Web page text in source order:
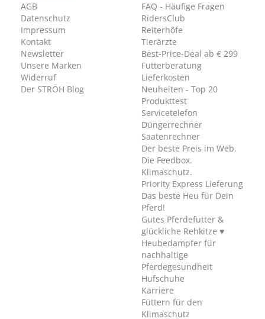
AGB
Datenschutz
Impressum
Kontakt
Newsletter
Unsere Marken
Widerruf
Der STRÖH Blog
FAQ - Häufige Fragen
RidersClub
Reiterhöfe
Tierärzte
Best-Price-Deal ab € 299
Futterberatung
Lieferkosten
Neuheiten - Top 20
Produkttest
Servicetelefon
Düngerrechner
Saatenrechner
Der beste Preis im Web.
Die Feedbox.
Klimaschutz.
Priority Express Lieferung
Das beste Heu für Dein
Pferd!
Gutes Pferdefutter &
glückliche Rehkitze ♥
Heubedampfer für
nachhaltige
Pferdegesundheit
Hufschuhe
Karriere
Füttern für den
Klimaschutz